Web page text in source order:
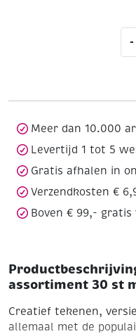
-
Meer dan 10.000
Levertijd 1 tot 5
Gratis afhalen in
Verzendkosten €
Boven € 99,- gratis
assortiment 30 st
Creatief tekenen,
allemaal met de